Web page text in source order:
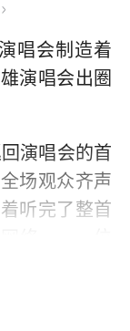
唱会制造着
演唱会出圈
演唱会的首
场观众齐声
听完了整首
昏》、唱过
为陈慧琳写